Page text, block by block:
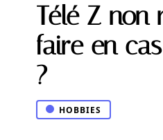
Télé Z non
faire en
?
HOBBIES